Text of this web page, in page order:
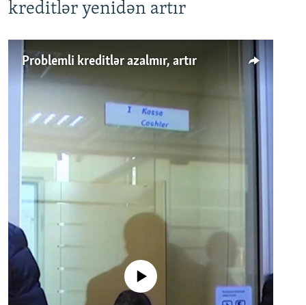
kreditlər yenidən artır
Problemli kreditlər azalmır, artır
No media source currently available